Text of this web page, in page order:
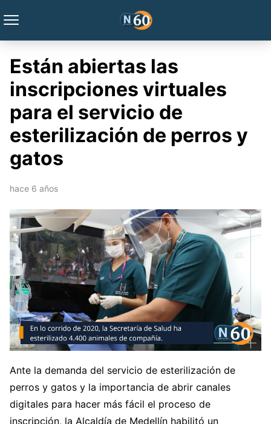
Están abiertas las
inscripciones virtuales
para el servicio de
esterilización de perros y
gatos
hace 6 años
Ante la demanda del servicio de esterilización de
perros y gatos y la importancia de abrir canales
digitales para hacer más fácil el proceso de
inscripción, la Alcaldía de Medellín habilitó un